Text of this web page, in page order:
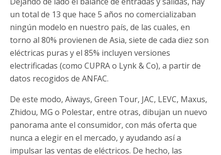
un total de 13 que hace 5 años no comercializaban
ningún modelo en nuestro país, de las cuales, en
torno al 80% provienen de Asia, siete de cada diez son
eléctricas puras y el 85% incluyen versiones
electrificadas (como CUPRA o Lynk & Co), a partir de
datos recogidos de ANFAC.
De este modo, Aiways, Green Tour, JAC, LEVC, Maxus,
Zhidou, MG o Polestar, entre otras, dibujan un nuevo
panorama ante el consumidor, con más oferta que
nunca a elegir en el mercado, y ayudando así a
impulsar las ventas de eléctricos. De hecho, las